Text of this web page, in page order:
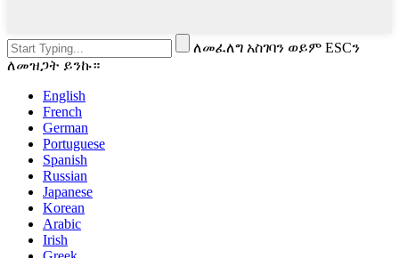
ለመፈለግ አስገባን ወይም ESCን
ለመዝጋት ይንኩ።
English
French
German
Portuguese
Spanish
Russian
Japanese
Korean
Arabic
Irish